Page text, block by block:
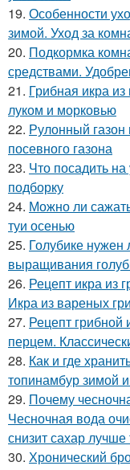
19. Особенности
зимой. Уход за
20. Подкормка
средствами.
21. Грибная икра
луком и морковью
22. Рулонный
посевного газона
23. Что посадить
подборку
24. Можно ли
туи осенью
25. Голубике
выращивания
26. Рецепт икра из
Икра из вареных
27. Рецепт грибной
перцем.
28. Как и где
топинамбур зимой
29. Почему
Чесночная вода
снизит сахар лучше
30. Хронический